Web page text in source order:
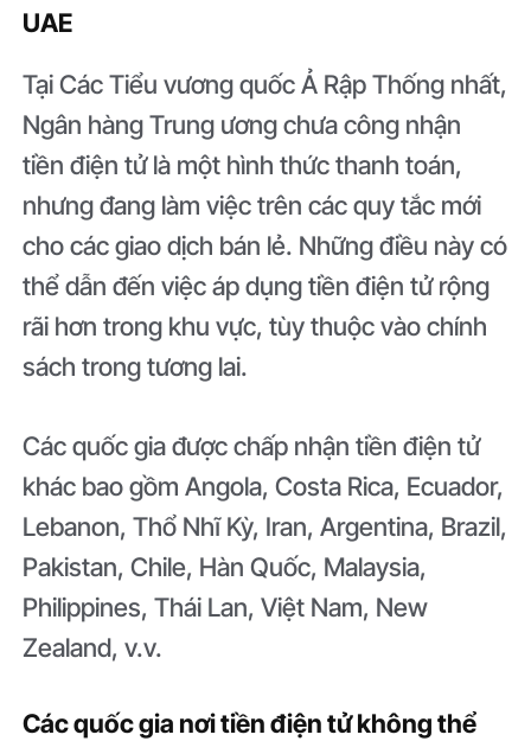
UAE
Tại Các Tiểu vương quốc Ả Rập Thống nhất,
Ngân hàng Trung ương chưa công nhận
tiền điện tử là một hình thức thanh toán,
nhưng đang làm việc trên các quy tắc mới
cho các giao dịch bán lẻ. Những điều này có
thể dẫn đến việc áp dụng tiền điện tử rộng
rãi hơn trong khu vực, tùy thuộc vào chính
sách trong tương lai.
Các quốc gia được chấp nhận tiền điện tử
khác bao gồm Angola, Costa Rica, Ecuador,
Lebanon, Thổ Nhĩ Kỳ, Iran, Argentina, Brazil,
Pakistan, Chile, Hàn Quốc, Malaysia,
Philippines, Thái Lan, Việt Nam, New
Zealand, v.v.
Các quốc gia nơi tiền điện tử không thể